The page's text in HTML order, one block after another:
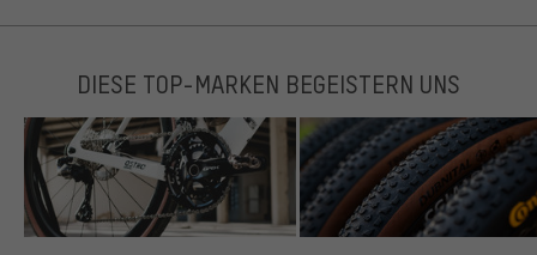
DIESE TOP-MARKEN BEGEISTERN UNS